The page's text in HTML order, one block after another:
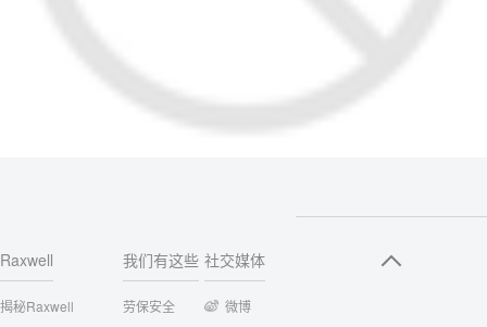
Raxwell
揭秘Raxwell
我们有这些
劳保安全
社交媒体
微博